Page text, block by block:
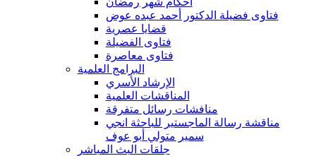
فتاوى فضيلة الدكتور أحمد عبده عوض
قضايا عصرية
فتاوى الفضيلة
فتاوى معاصرة
البرامج العلمية
الإرشاد الأسري
المناقشات العلمية
منافشات رسائل متفرقة
مناقشة رسالة الماجستير للباحثة انجي
سمير متولي أبو عوف
جلقات البث المباشر